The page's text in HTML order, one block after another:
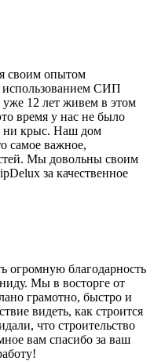
своим опытом
использованием СИП
12 лет живем в этом
время у нас не было
ни крыс. Наш дом
самое важное,
Мы довольны своим
за качественное
огромную благодарность
Мы в восторге от
грамотно, быстро и
видеть, как строится
что строительство
вам спасибо за ваш